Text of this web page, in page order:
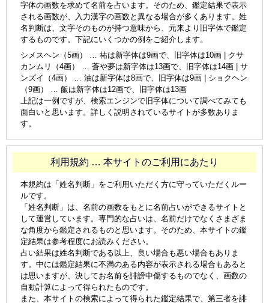
字体の画数を求めて名前を占います。そのため、鑑定結果で表示
される画数が、入力漢字の画数と異なる場合が多くあります。姓
名判断は、文字そのものが持つ意味から、元来より旧字体で鑑定
するものです。下記にいくつかの例をご紹介します。
シメスヘン（5画） … 祐は新字体は9画で、旧字体は10画 | クサ
カンムリ（4画） … 蒼や夢は新字体は13画で、旧字体は14画 | サ
ンズイ（4画） … 油は新字体は8画で、旧字体は9画 | ショクヘン
（9画） … 飯は新字体は12画で、旧字体は13画
上記は一例ですが、検索エンジンで旧字体について調べてみても
面白いと思います。詳しく説明されているサイトが多数ありま
す。
利用規約 … 本サイトのご利用にあたり
本規約は「姓名判断」をご利用いただく方に守っていただくルー
ルです。
「姓名判断」は、名前の画数をもとに名前占いができるサイトと
して運営しています。専門的な占いは、名前だけでなくさまざま
な角度から鑑定されるものと思います。そのため、本サイトの鑑
定結果は参考程度にお読みください。
占い結果は姓名判断である以上、良い場合も悪い場合もありま
す。中には鑑定結果に不満のある内容が表示される場合もあると
は思いますが、決してお名前を誹謗中傷するものでなく、画数の
自動計算によって得られたものです。
また、本サイトの検索によって得られた鑑定結果で、第三者を誹